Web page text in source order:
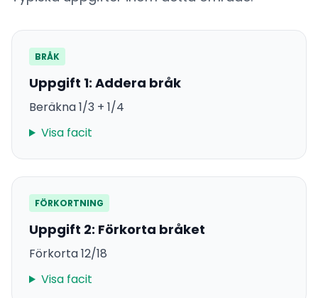
BRÅK
Uppgift 1: Addera bråk
Beräkna 1/3 + 1/4
Visa facit
FÖRKORTNING
Uppgift 2: Förkorta bråket
Förkorta 12/18
Visa facit